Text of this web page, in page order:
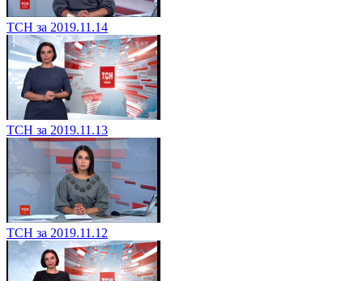
ТСН за 2019.11.14
ТСН за 2019.11.13
ТСН за 2019.11.12